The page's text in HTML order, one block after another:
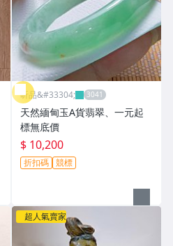
昕品&#33304;
天然緬甸玉A貨翡翠、一元起
標無底價
$ 10,200
折扣碼 競標
超人氣賣家